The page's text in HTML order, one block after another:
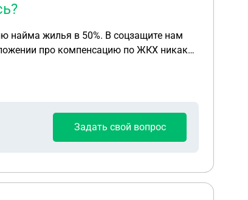
найма жилья в 50%. В соцзащите нам
про компенсацию по ЖКХ никак
по договору. Действительно ли это
Задать свой вопрос